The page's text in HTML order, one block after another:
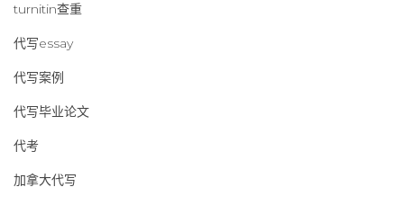
turnitin查重
代写essay
代写案例
代写毕业论文
代考
加拿大代写